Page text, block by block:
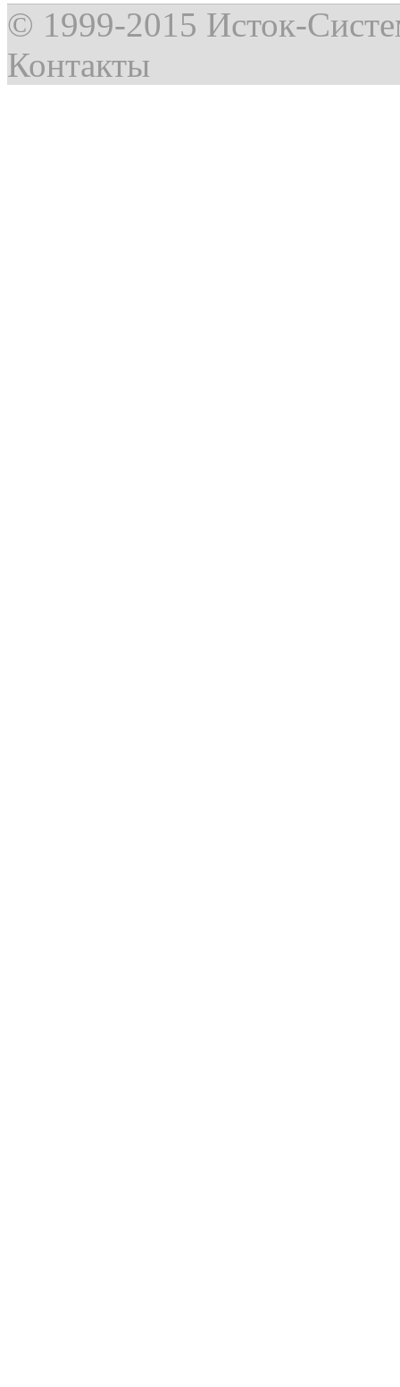
© 1999-2015 Исток-
Контакты